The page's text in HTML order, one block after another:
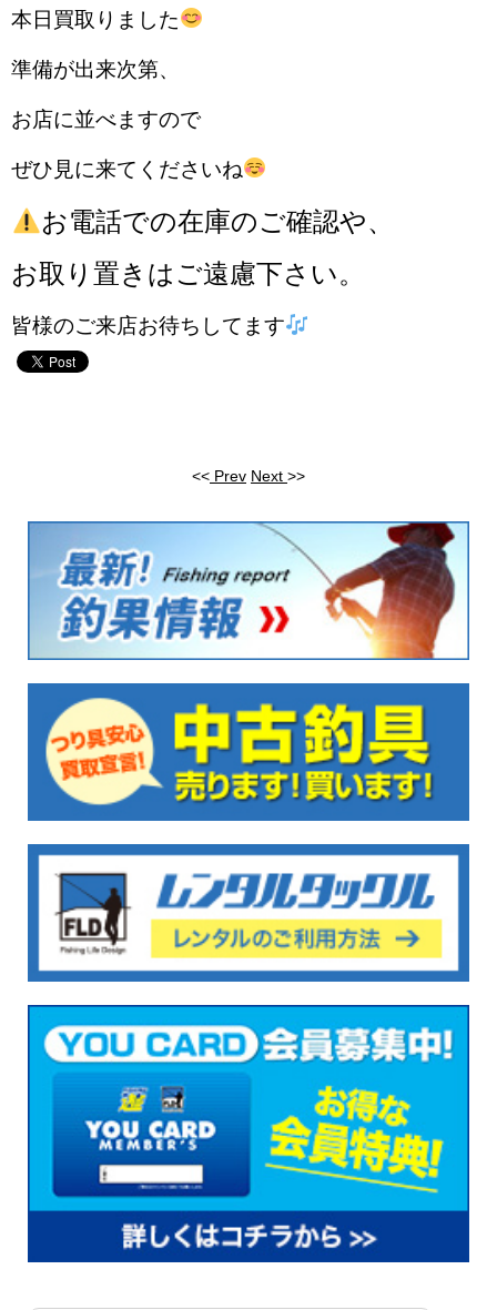
本日買取りました
準備が出来次第、
お店に並べますので
ぜひ見に来てくださいね
お電話での在庫のご確認や、
お取り置きはご遠慮下さい。
皆様のご来店お待ちしてます
<< Prev Next >>